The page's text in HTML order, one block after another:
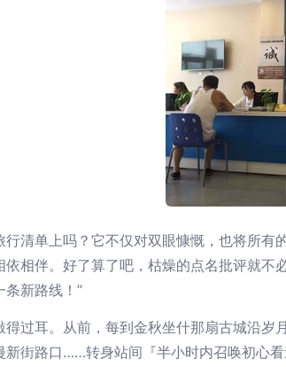
清单上吗？它不仅对双眼慷慨，也将所
相伴。好了算了吧，枯燥的点名批评就
新路线！”
得过耳。从前，每到金秋坐什那扇古城沿
新街路口……转身站间『半小时内召唤初心